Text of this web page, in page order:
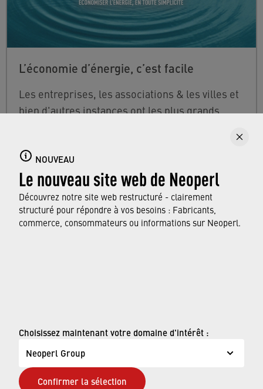
NOUVEAU
Le nouveau site web de Neoperl
Découvrez notre site web restructuré - clairement
structuré pour répondre à vos besoins : Fabricants,
commerce, consommateurs ou informations sur Neoperl.
Choisissez maintenant votre domaine d'intérêt :
Neoperl Group
Confirmer la sélection
L’économie d’énergie, c’est facile
Les entreprises, les associations & les villes et
bien d'autres instances ont les plus grands
habitants à faire des économies. Notre
campagne "A contre-courant" offre des
conditions spéciales aux institutions
intéressées.
Mentions légales
Page de confidentialité